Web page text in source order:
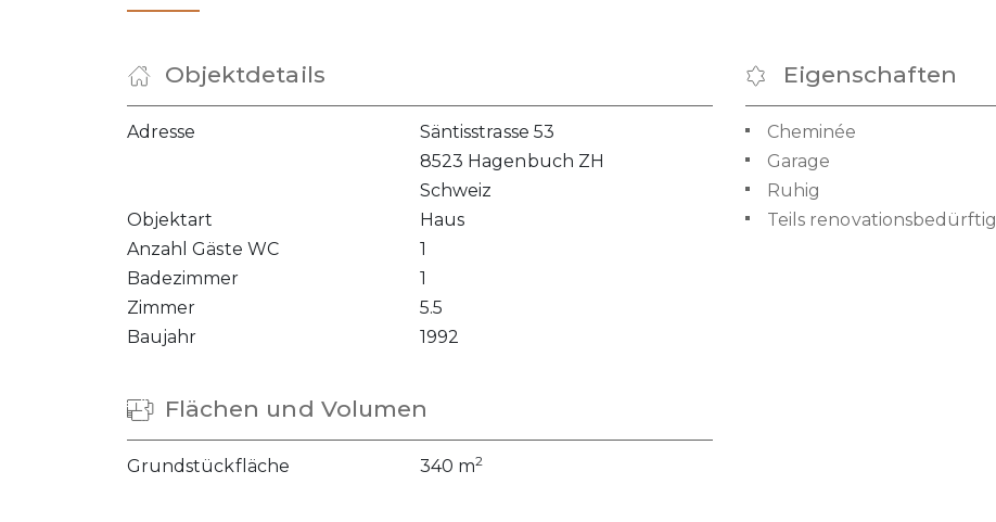
Objektdetails
Adresse
Säntisstrasse 53
8523 Hagenbuch ZH
Schweiz
Objektart
Haus
Anzahl Gäste WC
1
Badezimmer
1
Zimmer
5.5
Baujahr
1992
Flächen und Volumen
Grundstückfläche 340 m2
Eigenschaften
Cheminée
Garage
Ruhig
Teils renovationsbedürftig